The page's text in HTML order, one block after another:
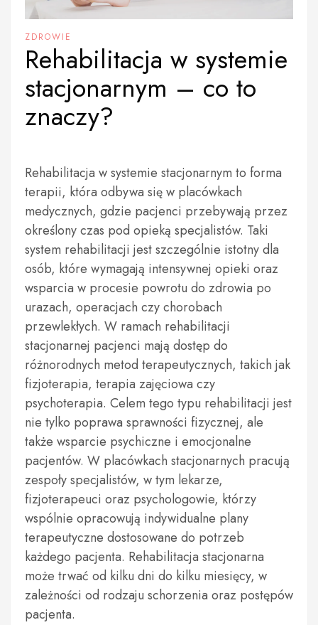
ZDROWIE
Rehabilitacja w systemie
stacjonarnym – co to
znaczy?
Rehabilitacja w systemie stacjonarnym to forma
terapii, która odbywa się w placówkach
medycznych, gdzie pacjenci przebywają przez
określony czas pod opieką specjalistów. Taki
system rehabilitacji jest szczególnie istotny dla
osób, które wymagają intensywnej opieki oraz
wsparcia w procesie powrotu do zdrowia po
urazach, operacjach czy chorobach
przewlekłych. W ramach rehabilitacji
stacjonarnej pacjenci mają dostęp do
różnorodnych metod terapeutycznych, takich jak
fizjoterapia, terapia zajęciowa czy
psychoterapia. Celem tego typu rehabilitacji jest
nie tylko poprawa sprawności fizycznej, ale
także wsparcie psychiczne i emocjonalne
pacjentów. W placówkach stacjonarnych pracują
zespoły specjalistów, w tym lekarze,
fizjoterapeuci oraz psychologowie, którzy
wspólnie opracowują indywidualne plany
terapeutyczne dostosowane do potrzeb
każdego pacjenta. Rehabilitacja stacjonarna
może trwać od kilku dni do kilku miesięcy, w
zależności od rodzaju schorzenia oraz postępów
pacjenta.